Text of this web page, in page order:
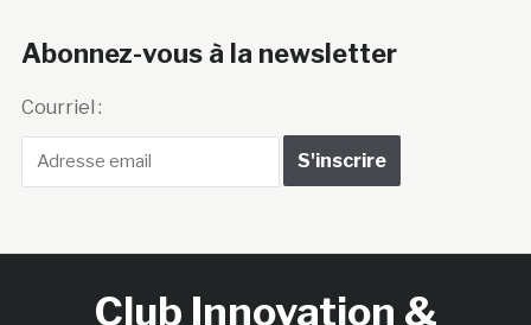
Abonnez-vous à la newsletter
Courriel :
Club Innovation &